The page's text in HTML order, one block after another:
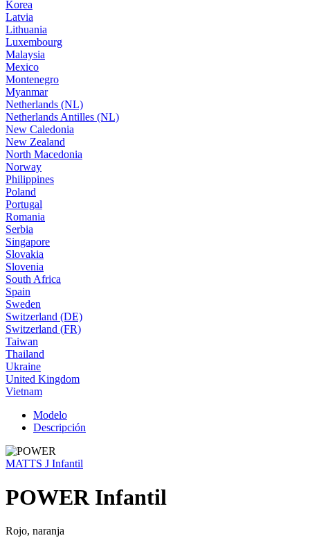
Korea
Latvia
Lithuania
Luxembourg
Malaysia
Mexico
Montenegro
Myanmar
Netherlands (NL)
Netherlands Antilles (NL)
New Caledonia
New Zealand
North Macedonia
Norway
Philippines
Poland
Portugal
Romania
Serbia
Singapore
Slovakia
Slovenia
South Africa
Spain
Sweden
Switzerland (DE)
Switzerland (FR)
Taiwan
Thailand
Ukraine
United Kingdom
Vietnam
Modelo
Descripción
MATTS J Infantil
POWER Infantil
Rojo, naranja